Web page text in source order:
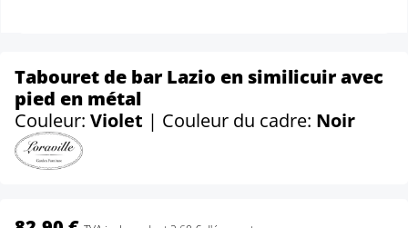
Tabouret de bar Lazio en similicuir avec
pied en métal
Couleur: Violet | Couleur du cadre: Noir